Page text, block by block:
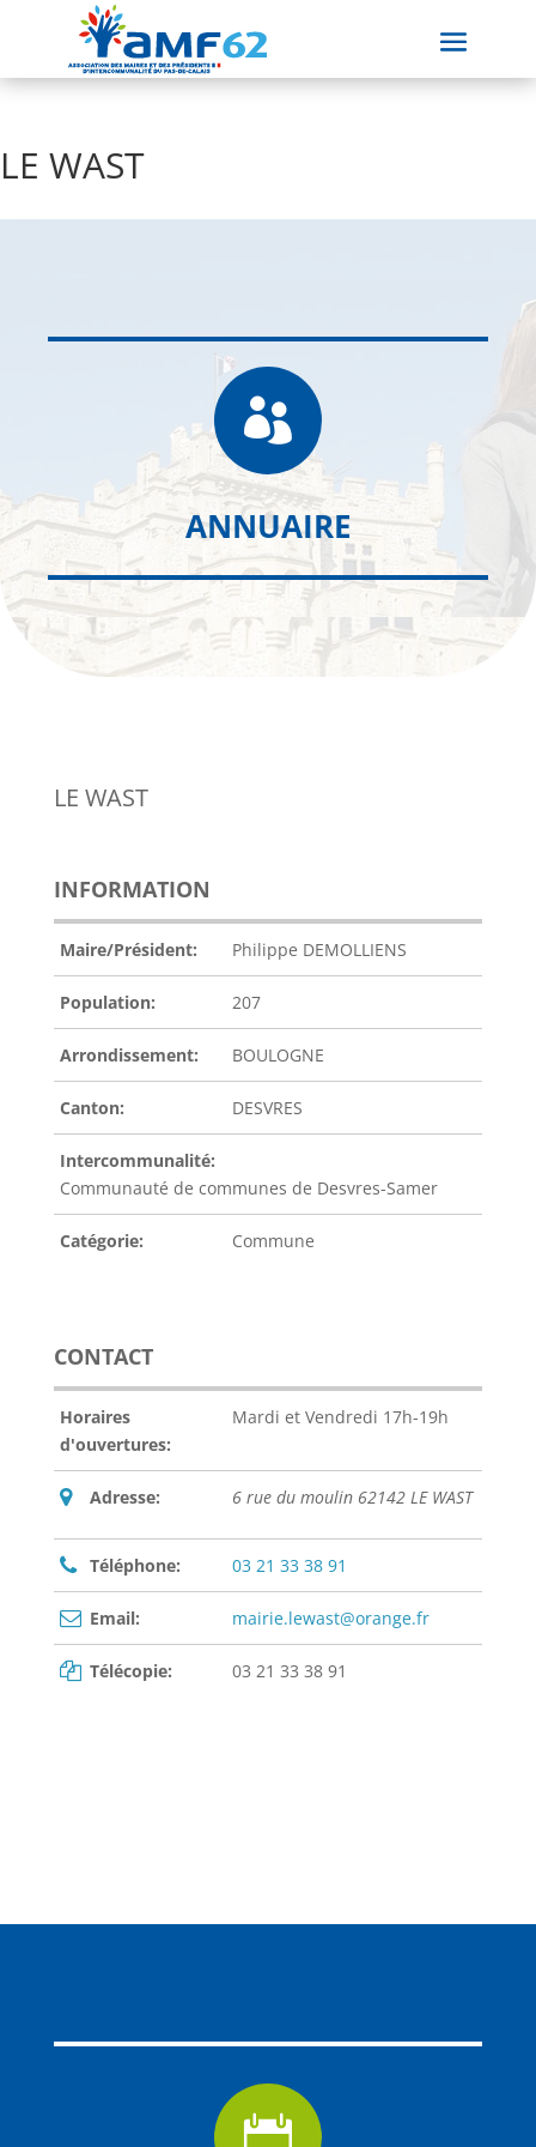
LE WAST

ANNUAIRE
LE WAST
INFORMATION
Maire/Président: Philippe DEMOLLIENS
Population: 207
Arrondissement: BOULOGNE
Canton: DESVRES
Intercommunalité:
Communauté de communes de Desvres-Samer
Catégorie: Commune
CONTACT
Horaires
d'ouvertures:
Mardi et Vendredi 17h-19h
Adresse: 6 rue du moulin 62142 LE WAST
Téléphone: 03 21 33 38 91
Email: mairie.lewast@orange.fr
Télécopie: 03 21 33 38 91
